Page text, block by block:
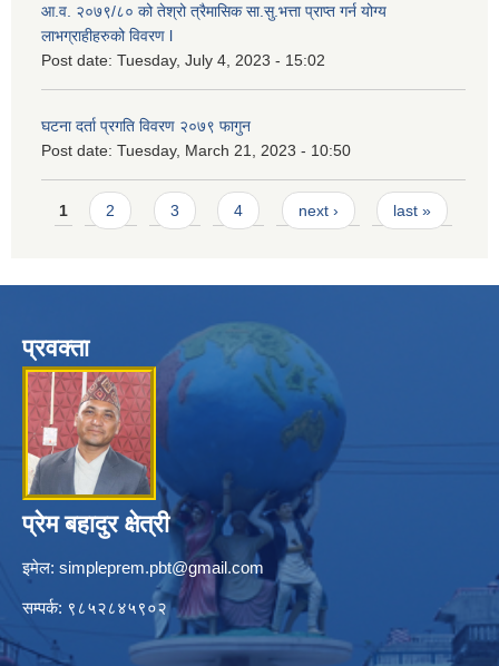
आ.व. २०७९/८० को तेश्रो त्रैमासिक सा.सु.भ‍त्ता प्राप्त गर्न योग्य
लाभग्राहीहरुको विवरण l
Post date: Tuesday, July 4, 2023 - 15:02
घटना दर्ता प्रगति विवरण २०७९ फागुन
Post date: Tuesday, March 21, 2023 - 10:50
Pages
1 2 3 4 next › last »
प्रवक्ता
प्रेम बहादुर क्षेत्री
इमेल: simpleprem.pbt@gmail.com
सम्पर्क: ९८५२८४५९०२